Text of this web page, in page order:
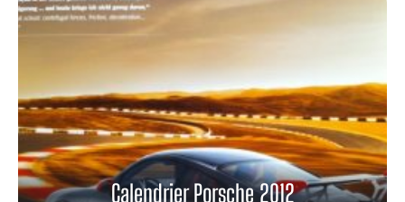
Calendrier Porsche 2012